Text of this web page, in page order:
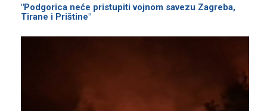
"Podgorica neće pristupiti vojnom savezu Zagreba,
Tirane i Prištine"